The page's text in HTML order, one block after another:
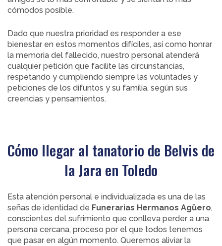
cómodos posible.
Dado que nuestra prioridad es responder a ese
bienestar en estos momentos difíciles, así como honrar
la memoria del fallecido, nuestro personal atenderá
cualquier petición que facilite las circunstancias,
respetando y cumpliendo siempre las voluntades y
peticiones de los difuntos y su familia, según sus
creencias y pensamientos.
Cómo llegar al tanatorio de Belvis de
la Jara en Toledo
Esta atención personal e individualizada es una de las
señas de identidad de Funerarias Hermanos Agüero,
conscientes del sufrimiento que conlleva perder a una
persona cercana, proceso por el que todos tenemos
que pasar en algún momento. Queremos aliviar la